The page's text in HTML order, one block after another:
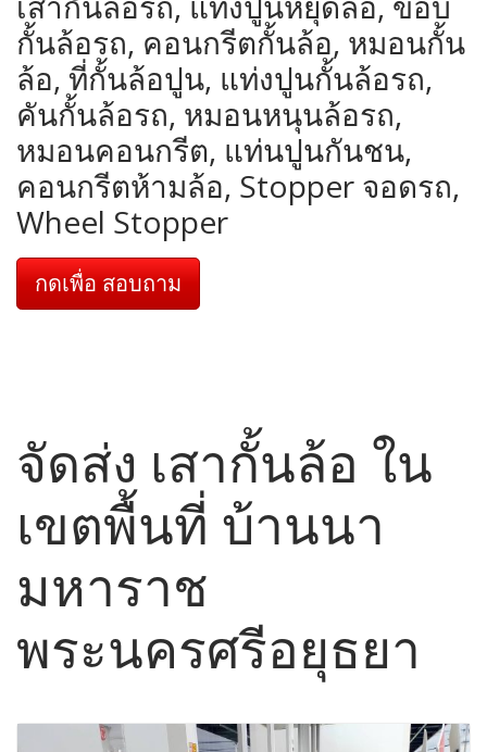
กั้นล้อรถ, คอนกรีตกั้นล้อ, หมอนกั้น
ล้อ, ที่กั้นล้อปูน, แท่งปูนกั้นล้อรถ,
คันกั้นล้อรถ, หมอนหนุนล้อรถ,
หมอนคอนกรีต, แท่นปูนกันชน,
คอนกรีตห้ามล้อ, Stopper จอดรถ,
Wheel Stopper
กดเพื่อ สอบถาม
จัดส่ง เสากั้นล้อ ใน
เขตพื้นที่ บ้านนา
มหาราช
พระนครศรีอยุธยา